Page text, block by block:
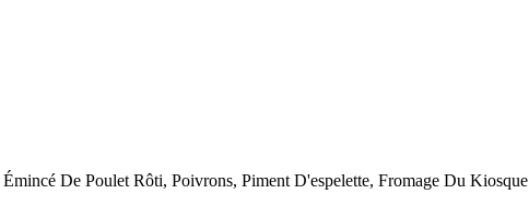
De Poulet Rôti, Poivrons, Piment D'espelette, Fromage Du Kiosque